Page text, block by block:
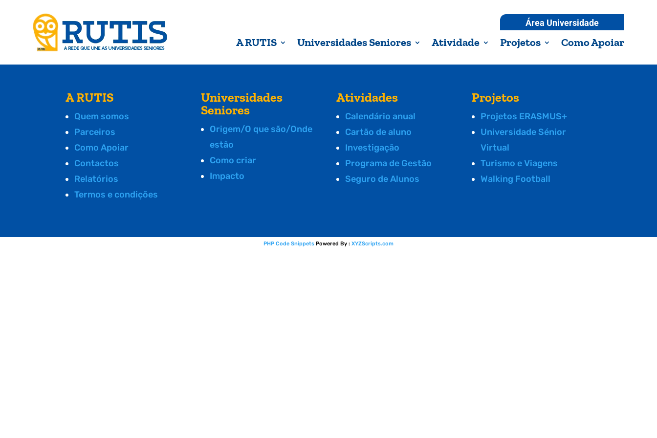
Área Universidade
A RUTIS Universidades Seniores Atividade Projetos Como Apoiar
A RUTIS
Quem somos
Parceiros
Como Apoiar
Contactos
Relatórios
Termos e condições
Universidades
Seniores
Origem/O que são/Onde
estão
Como criar
Impacto
Atividades
Calendário anual
Cartão de aluno
Investigação
Programa de Gestão
Seguro de Alunos
Projetos
Projetos ERASMUS+
Universidade Sénior
Virtual
Turismo e Viagens
Walking Football
PHP Code Snippets Powered By : XYZScripts.com